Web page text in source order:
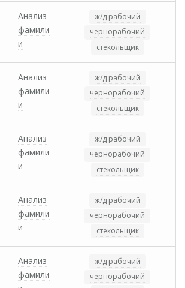
Анализ
фамили
и
ж/д рабочий
чернорабочий
стекольщик
Анализ
фамили
и
ж/д рабочий
чернорабочий
стекольщик
Анализ
фамили
и
ж/д рабочий
чернорабочий
стекольщик
Анализ
фамили
и
ж/д рабочий
чернорабочий
стекольщик
Анализ
фамили
ж/д рабочий
чернорабочий